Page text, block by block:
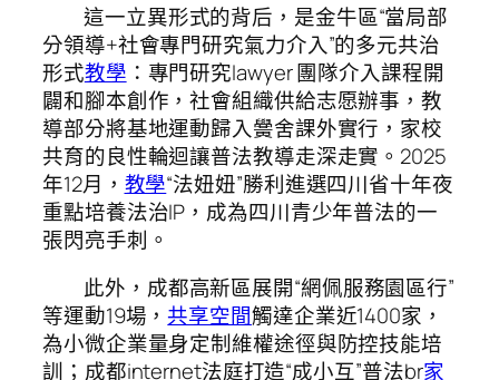
這一立異形式的背后，是金牛區“當局部
分領導+社會專門研究氣力介入”的多元共治
形式教學 ：專門研究lawyer 團隊介入課程開
闢和腳本創作，社會組織供給志愿辦事，教
導部分將基地運動歸入黌舍課外實行，家校
共育的良性輪迴讓普法教導走深走實。2025
年12月， 教學“法妞妞”勝利進選四川省十年夜
重點培養法治IP，成為四川青少年普法的一
張閃亮手刺。
此外，成都高新區展開“網佩服務園區行”
等運動19場，共享空間觸達企業近1400家，
為小微企業量身定制維權途徑與防控技能培
訓；成都internet法庭打造“成小互”普法br家